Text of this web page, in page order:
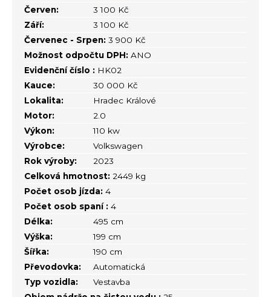
Červen:
3 100 Kč
Září:
3 100 Kč
Červenec - Srpen: 3 900 Kč
Možnost odpočtu DPH: ANO
Evidenční číslo : HK02
Kauce:
30 000 Kč
Lokalita:
Hradec Králové
Motor:
2.0
Výkon:
110 kw
Výrobce:
Volkswagen
Rok výroby:
2023
Celková hmotnost: 2449 kg
Počet osob jízda: 4
Počet osob spaní : 4
Délka:
495 cm
Výška:
199 cm
Šířka:
190 cm
Převodovka:
Automatická
Typ vozidla:
Vestavba